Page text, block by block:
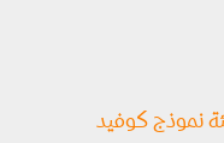
نموذج كوفيد